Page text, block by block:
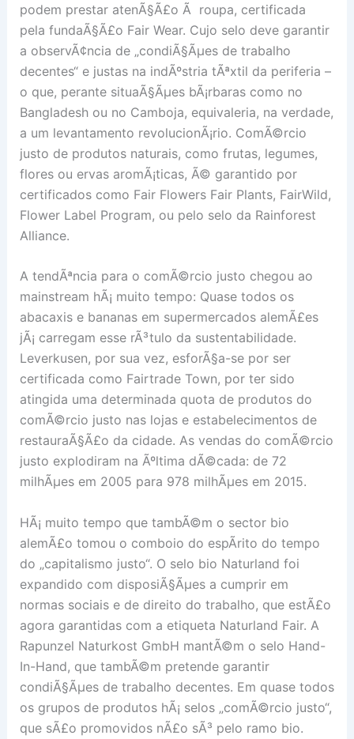
podem prestar atenÃ§Ã£o Ã roupa, certificada
pela fundaÃ§Ã£o Fair Wear. Cujo selo deve garantir
a observÃ¢ncia de „condiÃ§Ãµes de trabalho
decentes“ e justas na indÃºstria tÃªxtil da periferia –
o que, perante situaÃ§Ãµes bÃ¡rbaras como no
Bangladesh ou no Camboja, equivaleria, na verdade,
a um levantamento revolucionÃ¡rio. ComÃ©rcio
justo de produtos naturais, como frutas, legumes,
flores ou ervas aromÃ¡ticas, Ã© garantido por
certificados como Fair Flowers Fair Plants, FairWild,
Flower Label Program, ou pelo selo da Rainforest
Alliance.
A tendÃªncia para o comÃ©rcio justo chegou ao
mainstream hÃ¡ muito tempo: Quase todos os
abacaxis e bananas em supermercados alemÃ£es
jÃ¡ carregam esse rÃ³tulo da sustentabilidade.
Leverkusen, por sua vez, esforÃ§a-se por ser
certificada como Fairtrade Town, por ter sido
atingida uma determinada quota de produtos do
comÃ©rcio justo nas lojas e estabelecimentos de
restauraÃ§Ã£o da cidade. As vendas do comÃ©rcio
justo explodiram na Ãºltima dÃ©cada: de 72
milhÃµes em 2005 para 978 milhÃµes em 2015.
HÃ¡ muito tempo que tambÃ©m o sector bio
alemÃ£o tomou o comboio do espÃ­rito do tempo
do „capitalismo justo“. O selo bio Naturland foi
expandido com disposiÃ§Ãµes a cumprir em
normas sociais e de direito do trabalho, que estÃ£o
agora garantidas com a etiqueta Naturland Fair. A
Rapunzel Naturkost GmbH mantÃ©m o selo Hand-
In-Hand, que tambÃ©m pretende garantir
condiÃ§Ãµes de trabalho decentes. Em quase todos
os grupos de produtos hÃ¡ selos „comÃ©rcio justo“,
que sÃ£o promovidos nÃ£o sÃ³ pelo ramo bio.